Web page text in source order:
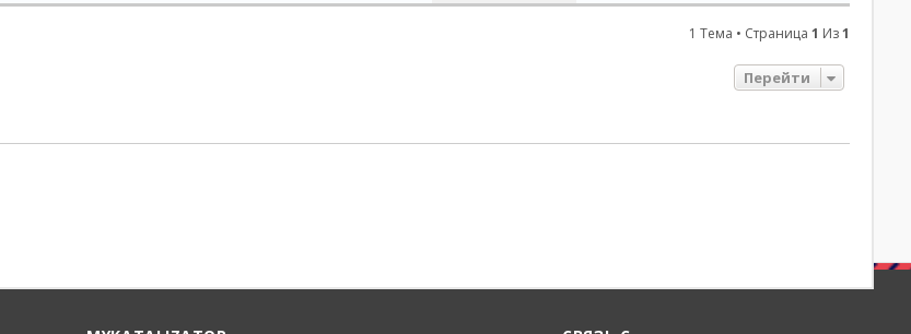
1 Тема • Страница1 Из1
Перейти